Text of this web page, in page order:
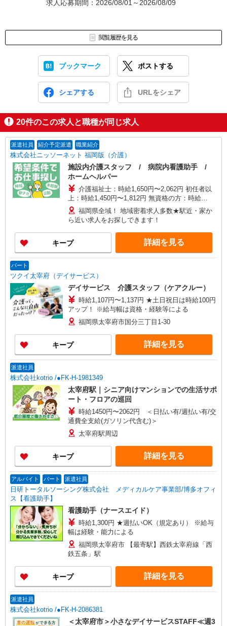
求人応募期間：2026/08/01～2026/08/09
閲覧履歴を見る
ブックマーク ポストする
シェアする URLをシェア
20件のこの求人と職種が同じ求人
派遣社員 紹介予定派遣 職業紹介
株式会社ニッソーネット 福岡版（介護）
施設内介護スタッフ / 病院内看護助手 /
ホームヘルパー
介護福祉士：時給1,650円〜2,062円 初任者以
上：時給1,450円〜1,812円 無資格の方：時給
1,350円〜1,687円 ※給与幅は勤務先による +交通
費、諸手当（勤務先による） +0円で介護資格が取
れる （別途規定） ★給与日払い制度あり！
福岡県全域！ 地域密着求人多数★駅近・家か
ら近い求人をお探しできます！
キープ 詳細を見る
パート
ツクイ太宰府（デイサービス）
デイサービス 介護スタッフ（ケアクルー）
時給1,107円〜1,137円 ★土日祝日は時給100円
アップ！ ※給与幅は資格・経験等による
福岡県太宰府市国分三丁目1-30
キープ 詳細を見る
派遣社員
株式会社kotrio /●FK-H-1981349
太宰府駅｜シニア向けマンションでの生活サポ
ート・フロアの巡回
時給1450円〜2062円 ＜日払い有/週払い有/交
通費全支給(ガソリン代含む)＞
太宰府駅周辺
キープ 詳細を見る
アルバイト パート 派遣社員
日研トータルソーシング株式会社 メディカルケア事業部/博多オフィ
ス【看護助手】
看護助手（ナースエイド）
時給1,300円 ★週払いOK（規定あり） ※給与
幅は経験・能力による
福岡県太宰府市 【最寄駅】西鉄太宰府線「西
鉄五条」駅
キープ 詳細を見る
派遣社員
株式会社kotrio /●FK-H-2086381
＜太宰府市＞小さなデイサービスSTAFF≪週3